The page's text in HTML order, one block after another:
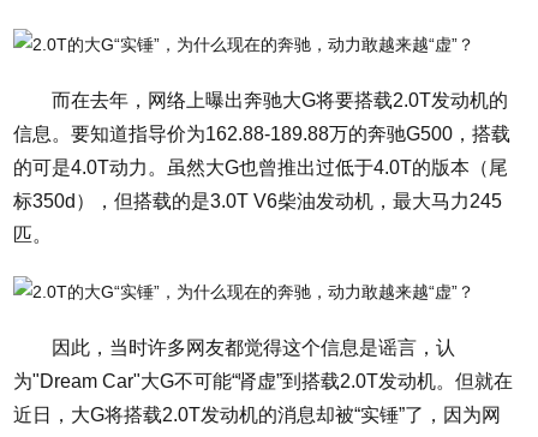
而在去年，网络上曝出奔驰大G将要搭载2.0T发动机的
信息。要知道指导价为162.88-189.88万的奔驰G500，搭载
的可是4.0T动力。虽然大G也曾推出过低于4.0T的版本（尾
标350d），但搭载的是3.0T V6柴油发动机，最大马力245
匹。
因此，当时许多网友都觉得这个信息是谣言，认
为"Dream Car"大G不可能“肾虚”到搭载2.0T发动机。但就在
近日，大G将搭载2.0T发动机的消息却被“实锤”了，因为网